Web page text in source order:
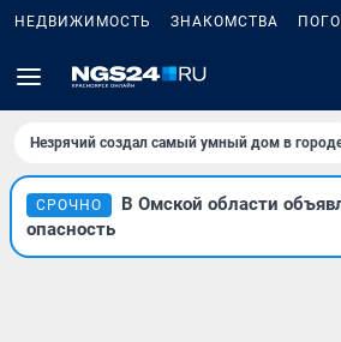
НЕДВИЖИМОСТЬ ЗНАКОМСТВА
Незрячий создал самый умный дом в
СРОЧНО
В Омской области
опасность